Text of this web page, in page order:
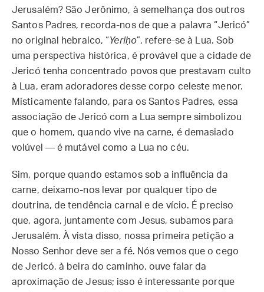
Jerusalém? São Jerônimo, à semelhança dos outros
Santos Padres, recorda-nos de que a palavra “Jericó”
no original hebraico, “Yeriḥo”, refere-se à Lua. Sob
uma perspectiva histórica, é provável que a cidade de
Jericó tenha concentrado povos que prestavam culto
à Lua, eram adoradores desse corpo celeste menor.
Misticamente falando, para os Santos Padres, essa
associação de Jericó com a Lua sempre simbolizou
que o homem, quando vive na carne, é demasiado
volúvel — é mutável como a Lua no céu.
Sim, porque quando estamos sob a influência da
carne, deixamo-nos levar por qualquer tipo de
doutrina, de tendência carnal e de vício. É preciso
que, agora, juntamente com Jesus, subamos para
Jerusalém. À vista disso, nossa primeira petição a
Nosso Senhor deve ser a fé. Nós vemos que o cego
de Jericó, à beira do caminho, ouve falar da
aproximação de Jesus; isso é interessante porque